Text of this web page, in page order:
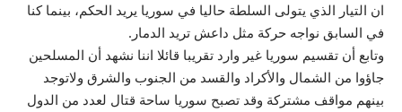
ان التيار الذي يتولى السلطة حاليا في سوريا يريد الحكم، بينما كنا
في السابق نواجه حركة مثل داعش تريد الدمار.
وتابع أن تقسيم سوريا غير وارد تقريبا قائلا اننا نشهد أن المسلحين
جاؤوا من الشمال والأکراد والقسد من الجنوب والشرق ولاتوجد
بینهم مواقف مشترکة وقد تصبح سوریا ساحة قتال لعدد من الدول